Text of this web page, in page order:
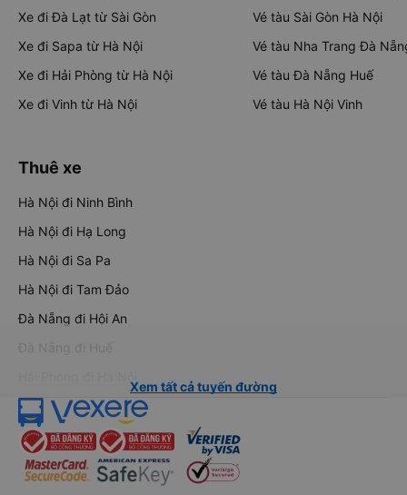
Xe đi Đà Lạt từ Sài Gòn
Xe đi Sapa từ Hà Nội
Xe đi Hải Phòng từ Hà Nội
Xe đi Vinh từ Hà Nội
Vé tàu Sài Gòn Hà Nội
Vé tàu Nha Trang Đà
Vé tàu Đà Nẵng Huế
Vé tàu Hà Nội Vinh
Thuê xe
Hà Nội đi Ninh Bình
Hà Nội đi Hạ Long
Hà Nội đi Sa Pa
Hà Nội đi Tam Đảo
Đà Nẵng đi Hội An
Đà Nẵng đi Huế
Xem tất cả tuyến đường